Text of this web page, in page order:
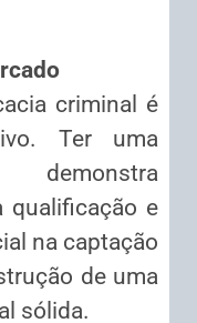
criminal é
Ter uma
qualificação e
na captação
de uma
sólida.